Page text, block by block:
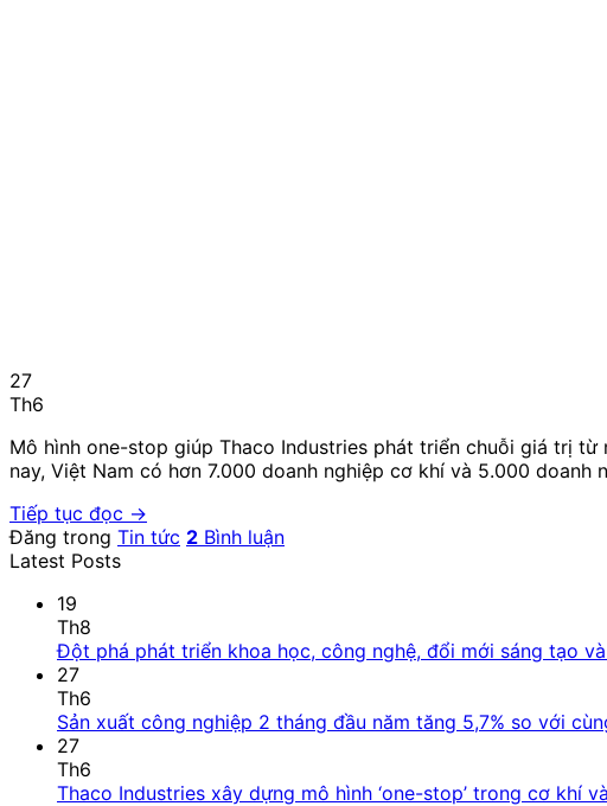
27
Th6
Mô hình one-stop giúp Thaco Industries phát triển chuỗi giá trị
nay, Việt Nam có hơn 7.000 doanh nghiệp cơ khí và 5.000
Tiếp tục đọc →
Đăng trong Tin tức 2 Bình luận
Latest Posts
19
Th8
Đột phá phát triển khoa học, công nghệ, đổi mới sáng tạo
27
Th6
Sản xuất công nghiệp 2 tháng đầu năm tăng 5,7% so với
27
Th6
Thaco Industries xây dựng mô hình ‘one-stop’ trong cơ khí